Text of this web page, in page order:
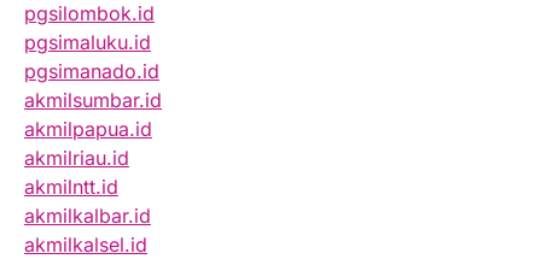
pgsilombok.id
pgsimaluku.id
pgsimanado.id
akmilsumbar.id
akmilpapua.id
akmilriau.id
akmilntt.id
akmilkalbar.id
akmilkalsel.id